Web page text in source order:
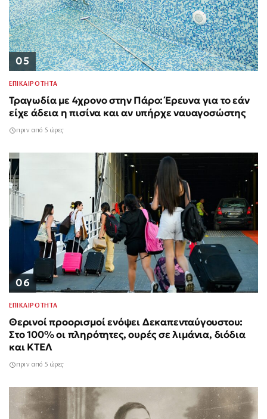
05
ΕΠΙΚΑΙΡΟΤΗΤΑ
Τραγωδία με 4χρονο στην Πάρο: Έρευνα για το εάν
είχε άδεια η πισίνα και αν υπήρχε ναυαγοσώστης
πριν από 5 ώρες
06
ΕΠΙΚΑΙΡΟΤΗΤΑ
Θερινοί προορισμοί ενόψει Δεκαπενταύγουστου:
Στο 100% οι πληρότητες, ουρές σε λιμάνια, διόδια
και ΚΤΕΛ
πριν από 5 ώρες